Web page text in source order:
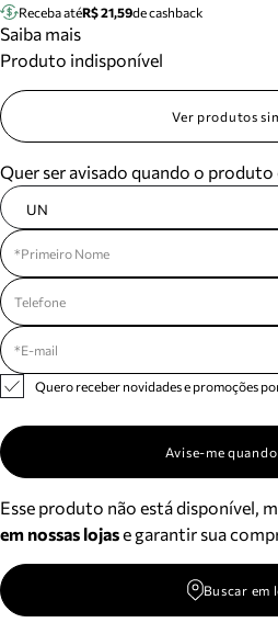
Tire dúvidas sobre pedidos,
Meus pedidos
Acompanhe seus pedidos e
Receba atéR$ 21,59de cashback
Saiba mais
Produto indisponível
Ver produtos
Quer ser avisado quando o
UN
Quero receber novidades e promoções
Avise-me
Esse produto não está disponível,
em nossas lojase garantir sua
Buscar em